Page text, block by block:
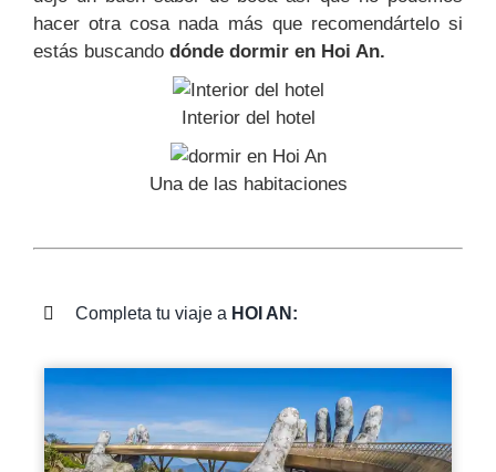
hacer otra cosa nada más que recomendártelo si
estás buscando dónde dormir en Hoi An.
Interior del hotel
Una de las habitaciones
Completa tu viaje a HOI AN: